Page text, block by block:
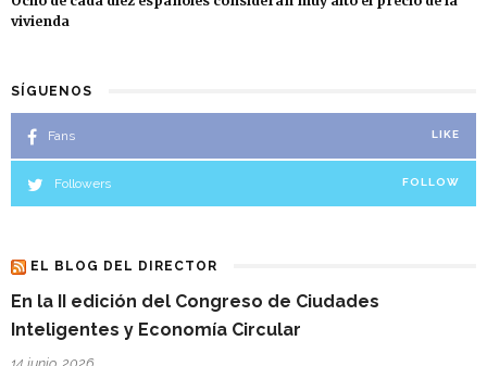
vivienda
SÍGUENOS
Fans LIKE
Followers FOLLOW
EL BLOG DEL DIRECTOR
En la II edición del Congreso de Ciudades
Inteligentes y Economía Circular